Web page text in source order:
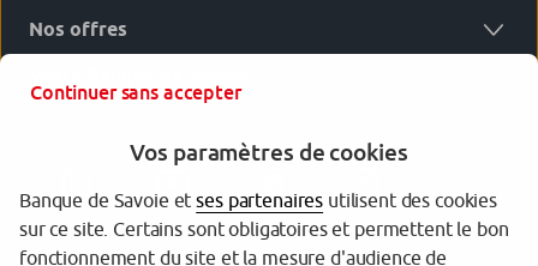
Nos offres
Continuer sans accepter
Vos paramètres de cookies
Banque de Savoie etses partenaires utilisent des cookies
sur ce site. Certains sont obligatoires et permettent le bon
fonctionnement du site et la mesure d'audience de